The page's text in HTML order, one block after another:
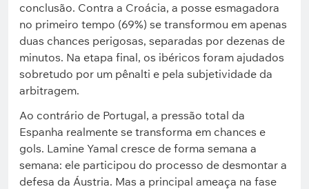
conclusão. Contra a Croácia, a posse esmagadora
no primeiro tempo (69%) se transformou em apenas
duas chances perigosas, separadas por dezenas de
minutos. Na etapa final, os ibéricos foram ajudados
sobretudo por um pênalti e pela subjetividade da
arbitragem.
Ao contrário de Portugal, a pressão total da
Espanha realmente se transforma em chances e
gols. Lamine Yamal cresce de forma semana a
semana: ele participou do processo de desmontar a
defesa da Áustria. Mas a principal ameaça na fase